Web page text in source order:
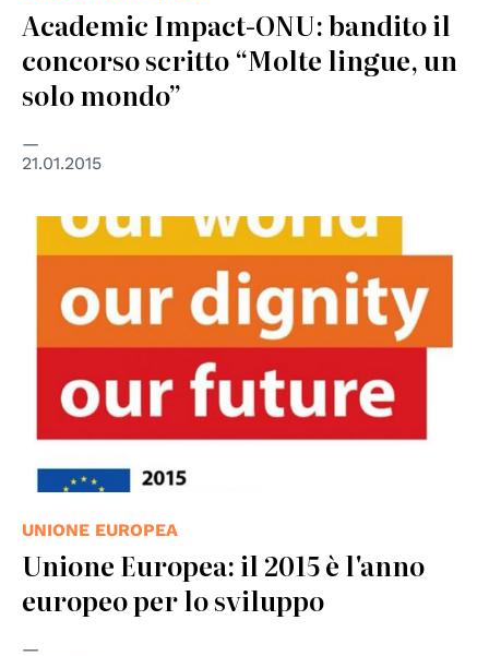
Academic Impact-ONU: bandito il
concorso scritto “Molte lingue, un
solo mondo”
21.01.2015
© Unione Europea
UNIONE EUROPEA
Unione Europea: il 2015 è l'anno
europeo per lo sviluppo